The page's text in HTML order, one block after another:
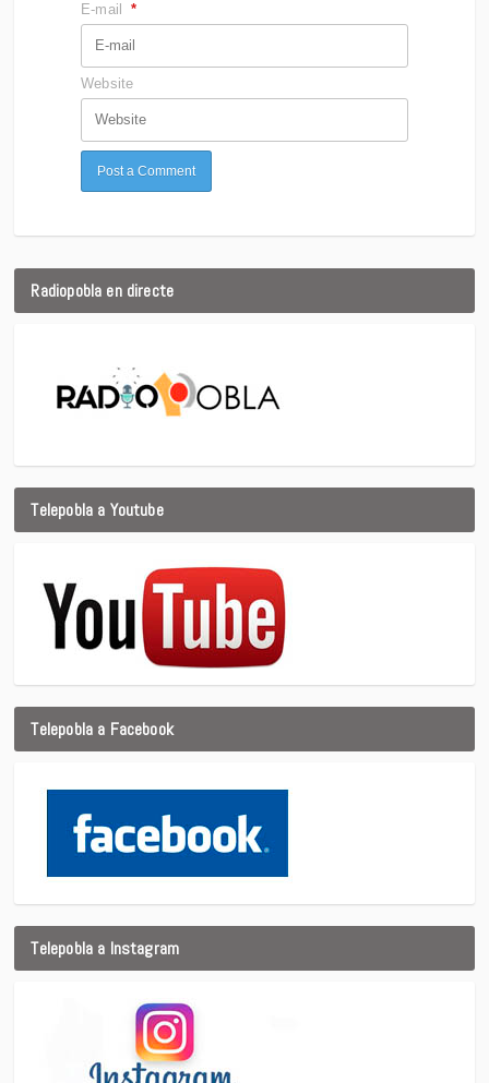
E-mail *
Website
Radiopobla en directe
Telepobla a Youtube
Telepobla a Facebook
Telepobla a Instagram